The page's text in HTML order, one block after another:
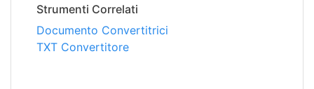
Strumenti Correlati
Documento Convertitrici
TXT Convertitore